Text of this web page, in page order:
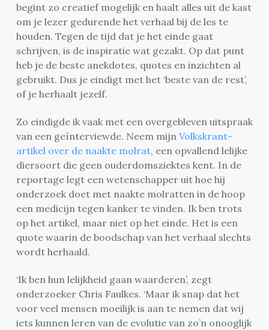
begint zo creatief mogelijk en haalt alles uit de kast
om je lezer gedurende het verhaal bij de les te
houden. Tegen de tijd dat je het einde gaat
schrijven, is de inspiratie wat gezakt. Op dat punt
heb je de beste anekdotes, quotes en inzichten al
gebruikt. Dus je eindigt met het ‘beste van de rest’,
of je herhaalt jezelf.
Zo eindigde ik vaak met een overgebleven uitspraak
van een geïnterviewde. Neem mijn Volkskrant-
artikel over de naakte molrat, een opvallend lelijke
diersoort die geen ouderdomsziektes kent. In de
reportage legt een wetenschapper uit hoe hij
onderzoek doet met naakte molratten in de hoop
een medicijn tegen kanker te vinden. Ik ben trots
op het artikel, maar niet op het einde. Het is een
quote waarin de boodschap van het verhaal slechts
wordt herhaald.
‘Ik ben hun lelijkheid gaan waarderen’, zegt
onderzoeker Chris Faulkes. ‘Maar ik snap dat het
voor veel mensen moeilijk is aan te nemen dat wij
iets kunnen leren van de evolutie van zo’n onooglijk